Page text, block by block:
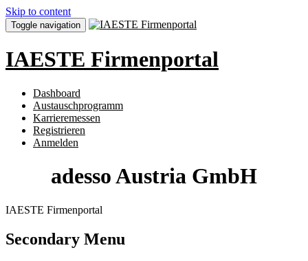
Skip to content
Toggle navigation
IAESTE Firmenportal
Dashboard
Austauschprogramm
Karrieremessen
Registrieren
Anmelden
adesso Austria GmbH
IAESTE Firmenportal
Secondary Menu